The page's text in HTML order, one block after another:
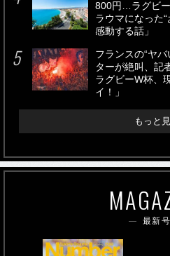
800円…ラグビ
ラウマになった
感動する話」
フランスの“ヤ
ターが絶叫、記
ラグビーW杯、
イ！」
もっと
最新号